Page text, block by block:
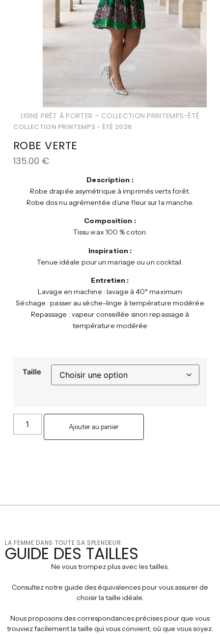
LIGNE PRÉT À PORTER – COLLECTION PRINTEMPS-ÉTÉ
COLLECTION PRINTEMPS - ÉTÉ 2026
ROBE VERTE
135.00 €
Description :
Robe drapée asymétrique à imprimés verts forêt.
Robe dos nu agrémentée d’une fleur sur la manche.
Composition :
Tissu wax 100 % coton.
Inspiration :
Tenue idéale pour un mariage ou un cocktail.
Entretien :
Lavage en machine : lavage à 40° maximum
Séchage : passer au sèche-linge à température modérée
Repassage : vapeur conseillée sinon repassage à
température modérée
Taille
Ajouter au panier
LA FEMME DANS TOUTE SA SPLENDEUR
GUIDE DES TAILLES
Ne vous trompez plus avec les tailles.
Consultez notre guide des équivalences pour vous assurer de
choisir la taille idéale.
Nous proposons des correspondances précises pour que vous
trouviez facilement la taille qui vous convient, où que vous soyez.